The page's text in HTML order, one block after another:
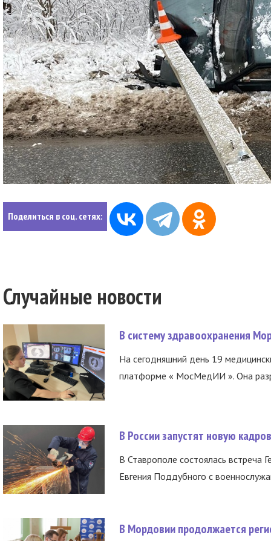
Поделиться в соц. сетях:
Случайные новости
В систему здравоохранения
На сегодняшний день 19
платформе « МосМедИИ ». Она
В России запустят новую
В Ставрополе состоялась встреча
Евгения Поддубного с
В Мордовии продолжается